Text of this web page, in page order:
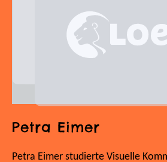
Petra Eimer
Petra Eimer studierte Visuelle